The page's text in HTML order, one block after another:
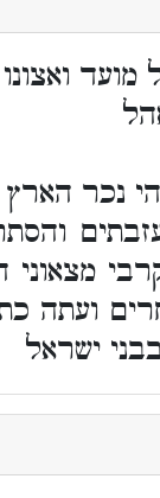
ואצונו
נכר
ועתה
ישראל